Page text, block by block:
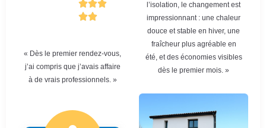
« Dès le premier rendez-vous,
j’ai compris que j’avais affaire
à de vrais professionnels. »
l’isolation, le changement est
impressionnant : une chaleur
douce et stable en hiver, une
fraîcheur plus agréable en
été, et des économies visibles
dès le premier mois. »